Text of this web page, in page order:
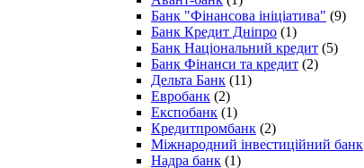
Банк "Фінансова ініціатива" (9)
Банк Кредит Дніпро (1)
Банк Національний кредит (5)
Банк Фінанси та кредит (2)
Дельта Банк (11)
Евробанк (2)
Експобанк (1)
Кредитпромбанк (2)
Міжнародний інвестиційний банк
Надра банк (1)